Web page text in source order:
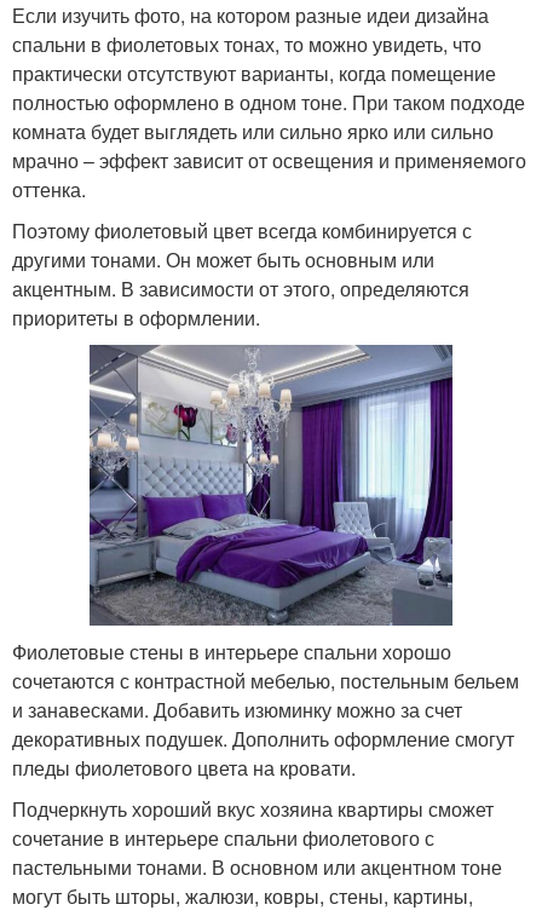
Если изучить фото, на котором разные идеи дизайна
спальни в фиолетовых тонах, то можно увидеть, что
практически отсутствуют варианты, когда помещение
полностью оформлено в одном тоне. При таком подходе
комната будет выглядеть или сильно ярко или сильно
мрачно – эффект зависит от освещения и применяемого
оттенка.
Поэтому фиолетовый цвет всегда комбинируется с
другими тонами. Он может быть основным или
акцентным. В зависимости от этого, определяются
приоритеты в оформлении.
Фиолетовые стены в интерьере спальни хорошо
сочетаются с контрастной мебелью, постельным бельем
и занавесками. Добавить изюминку можно за счет
декоративных подушек. Дополнить оформление смогут
пледы фиолетового цвета на кровати.
Подчеркнуть хороший вкус хозяина квартиры сможет
сочетание в интерьере спальни фиолетового с
пастельными тонами. В основном или акцентном тоне
могут быть шторы, жалюзи, ковры, стены, картины,